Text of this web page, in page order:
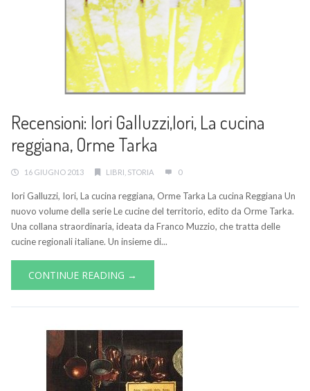
Recensioni: Iori Galluzzi,Iori, La cucina
reggiana, Orme Tarka
16 GIUGNO 2013 LIBRI STORIA 0
Iori Galluzzi, Iori, La cucina reggiana, Orme Tarka La cucina Reggiana Un
nuovo volume della serie Le cucine del territorio, edito da Orme Tarka.
Una collana straordinaria, ideata da Franco Muzzio, che tratta delle
cucine regionali italiane. Un insieme di...
CONTINUE READING →